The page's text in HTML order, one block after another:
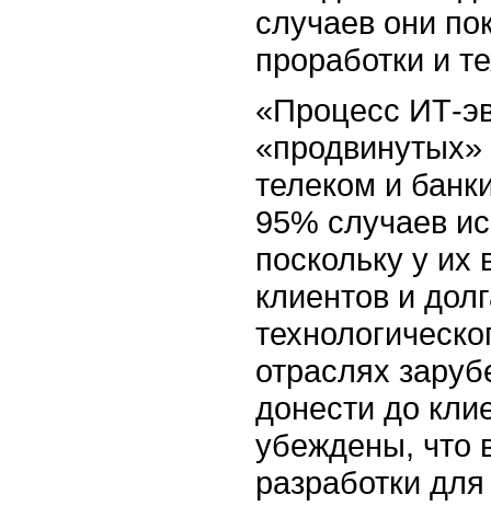
случаев они
проработки и
«Процесс ИТ-
телеком и
95% случаев
поскольку у
клиентов и
отраслях
донести до
убеждены, что
разработки